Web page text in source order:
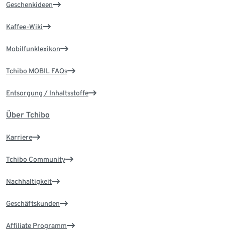
Geschenkideen
Kaffee-Wiki
Mobilfunklexikon
Tchibo MOBIL FAQs
Entsorgung / Inhaltsstoffe
Über Tchibo
Karriere
Tchibo Community
Nachhaltigkeit
Geschäftskunden
Affiliate Programm